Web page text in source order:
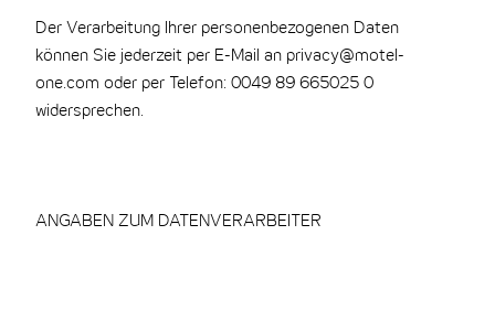
Der Verarbeitung Ihrer personenbezogenen Daten
können Sie jederzeit per E-Mail an privacy@motel-
one.com oder per Telefon: 0049 89 665025 0
widersprechen.
ANGABEN ZUM DATENVERARBEITER